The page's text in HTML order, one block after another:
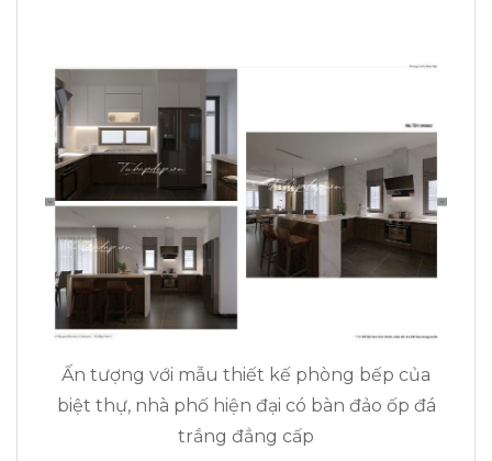
Ấn tượng với mẫu thiết kế phòng bếp của
biệt thự, nhà phố hiện đại có bàn đảo ốp đá
trắng đẳng cấp